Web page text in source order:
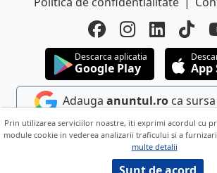
Descarca aplicatia
Google Play App
Adauga anuntul.roca
Google
Copyright © 2026 ANUNTUL
Toate drepturile rezervate.
Prin utilizarea serviciilor noastre, iti exprimi acordul cu
module cookie in vederea analizarii traficului si a
multe detalii